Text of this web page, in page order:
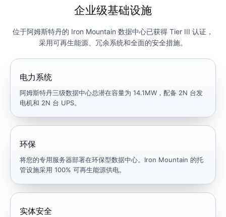
企业级基础设施
位于阿姆斯特丹的 Iron Mountain 数据中心已获得 Tier III 认证，
采用可再生能源、冗余系统和全面的安全措施。
电力系统
阿姆斯特丹三级数据中心总潜在容量为 14.1MW，配备 2N 台发
电机和 2N 台 UPS。
环保
将您的专用服务器部署在环保型数据中心。Iron Mountain 的托
管设施采用 100% 可再生能源供电。
实体安全